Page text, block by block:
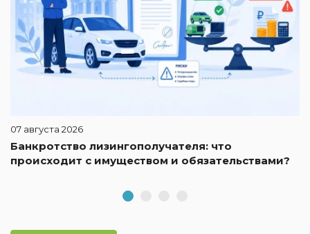
07 августа 2026
Банкротство лизингополучателя: что
происходит с имуществом и обязательствами?